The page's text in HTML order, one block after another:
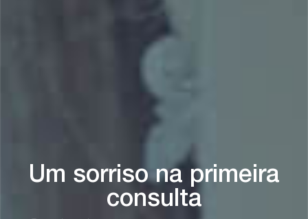
Um sorriso na primeira
consulta